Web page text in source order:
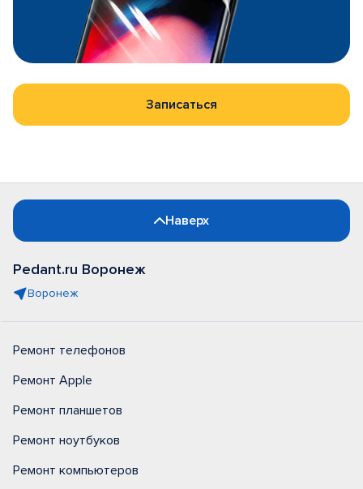
Записаться
Наверх
Pedant.ru Воронеж
Воронеж
Ремонт телефонов
Ремонт Apple
Ремонт планшетов
Ремонт ноутбуков
Ремонт компьютеров